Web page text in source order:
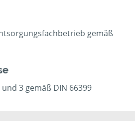
gemäß
3 gemäß DIN 66399